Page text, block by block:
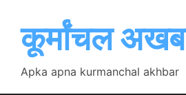
contentकूर्मांचल
Apka apna kurmanchal akhbar